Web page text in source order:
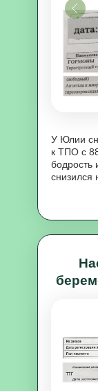
У Юлии
к ТПО с
бодрость
снизился